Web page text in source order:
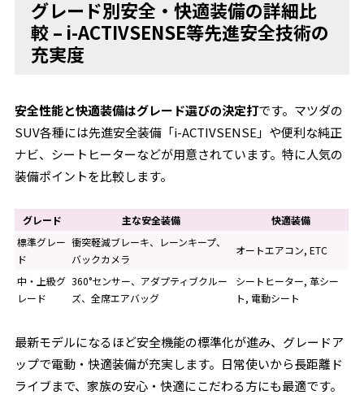
グレード別安全・快適装備の詳細比
較 – i-ACTIVSENSE等先進安全技術の
充実度
安全性能と快適装備はグレード選びの決定打です。マツダの
SUV各種には先進安全装備「i-ACTIVSENSE」や便利な純正
ナビ、シートヒーターなどが用意されています。特に人気の
装備ポイントを比較します。
グレード 主な安全装備
快適装備
標準グレー
ド
衝突軽減ブレーキ、レーンキープ、
バックカメラ
オートエアコン, ETC
中・上級グ
レード
360°センサー、アダプティブクルー
ズ、全席エアバッグ
シートヒーター, 革シー
ト, 電動シート
最新モデルになるほど安全機能の標準化が進み、グレードア
ップで電動・快適装備が充実します。日常使いから長距離ド
ライブまで、家族の安心・快適にこだわる方にも最適です。